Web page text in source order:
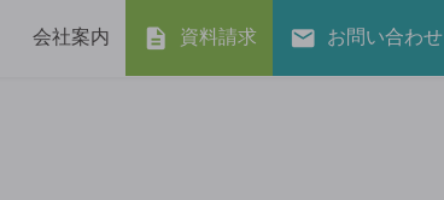
会社案内 資料請求 お問い合わせ